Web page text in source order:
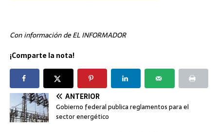
Con información de EL INFORMADOR
¡Comparte la nota!
ANTERIOR
Gobierno federal publica reglamentos para el
sector energético